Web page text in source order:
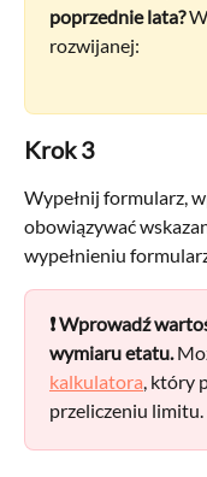
poprzednie lata?
rozwijanej:
Krok 3
Wypełnij formularz,
obowiązywać
wypełnieniu
❗Wprowadź
wymiaru etatu.
kalkulatora, który
przeliczeniu limitu.